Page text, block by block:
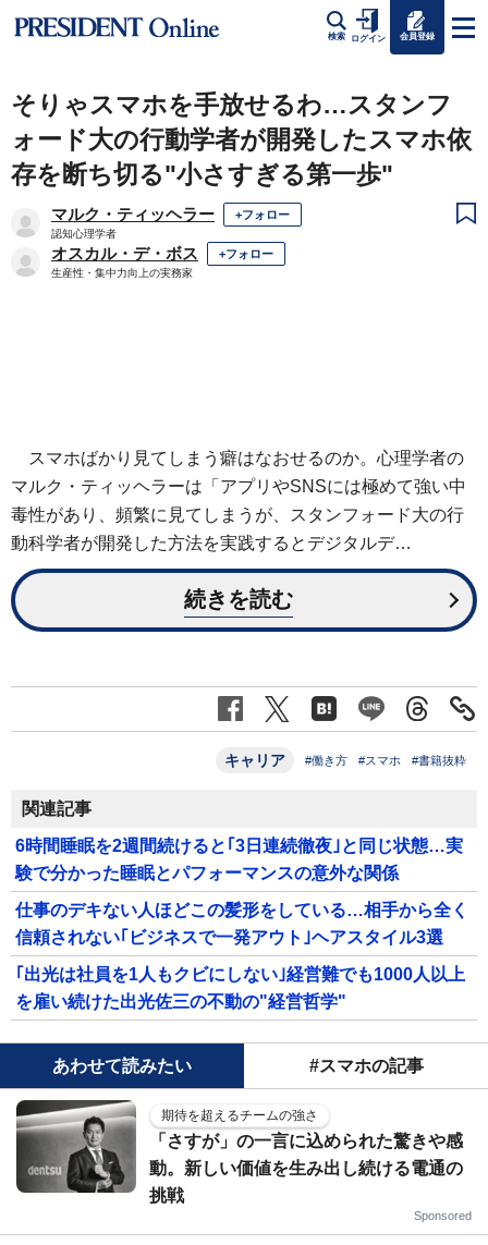
検索 ログイン 会員登録
そりゃスマホを手放せるわ…スタンフ
ォード大の行動学者が開発したスマホ依
存を断ち切る"小さすぎる第一歩"
マルク・ティッヘラー +フォロー
認知心理学者
オスカル・デ・ボス +フォロー
生産性・集中力向上の実務家
スマホばかり見てしまう癖はなおせるのか。心理学者の
マルク・ティッヘラーは「アプリやSNSには極めて強い中
毒性があり、頻繁に見てしまうが、スタンフォード大の行
動科学者が開発した方法を実践するとデジタルデ…
続きを読む
キャリア #働き方 #スマホ #書籍抜粋
関連記事
6時間睡眠を2週間続けると｢3日連続徹夜｣と同じ状態…実
験で分かった睡眠とパフォーマンスの意外な関係
仕事のデキない人ほどこの髪形をしている…相手から全く
信頼されない｢ビジネスで一発アウト｣ヘアスタイル3選
｢出光は社員を1人もクビにしない｣経営難でも1000人以上
を雇い続けた出光佐三の不動の"経営哲学"
あわせて読みたい #スマホの記事
期待を超えるチームの強さ
「さすが」の一言に込められた驚きや感
動。新しい価値を生み出し続ける電通の
挑戦
Sponsored